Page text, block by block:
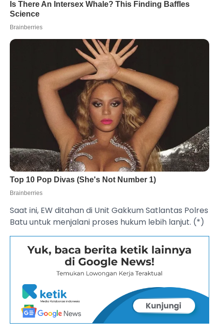
Saat ini, EW ditahan di Unit Gakkum Satlantas Polres
Batu untuk menjalani proses hukum lebih lanjut. (*)